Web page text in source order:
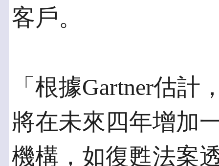
客戶。
「根據Gartner估
將在未來四年增加
機構，如復甦法案